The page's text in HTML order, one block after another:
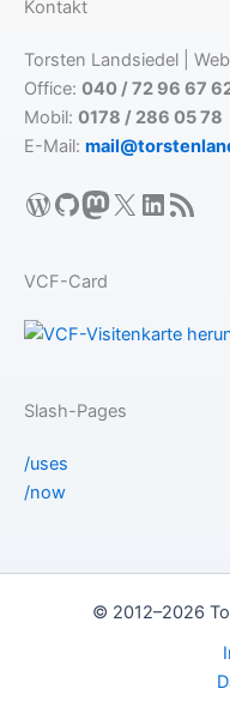
Kontakt
Torsten Landsiedel |
Office: 040 / 72 96 67
Mobil: 0178 / 286 05 78
E-Mail:
WordPress
GitHub
Mastodon
X RSS-Feed
VCF-Card
Slash-Pages
/uses
/now
© 2012–2026